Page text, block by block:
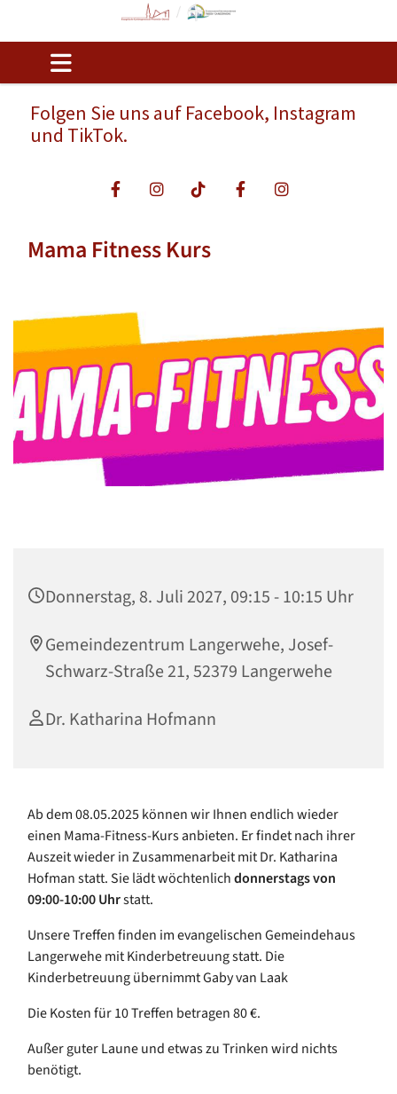
Folgen Sie uns auf Facebook, Instagram
und TikTok.
Mama Fitness Kurs
Donnerstag, 8. Juli 2027, 09:15 - 10:15 Uhr
Gemeindezentrum Langerwehe, Josef-
Schwarz-Straße 21, 52379 Langerwehe
Dr. Katharina Hofmann
Ab dem 08.05.2025 können wir Ihnen endlich wieder
einen Mama-Fitness-Kurs anbieten. Er findet nach ihrer
Auszeit wieder in Zusammenarbeit mit Dr. Katharina
Hofman statt. Sie lädt wöchtenlichdonnerstags von
09:00-10:00 Uhrstatt.
Unsere Treffen finden im evangelischen Gemeindehaus
Langerwehe mit Kinderbetreuung statt. Die
Kinderbetreuung übernimmt Gaby van Laak
Die Kosten für 10 Treffen betragen 80 €.
Außer guter Laune und etwas zu Trinken wird nichts
benötigt.